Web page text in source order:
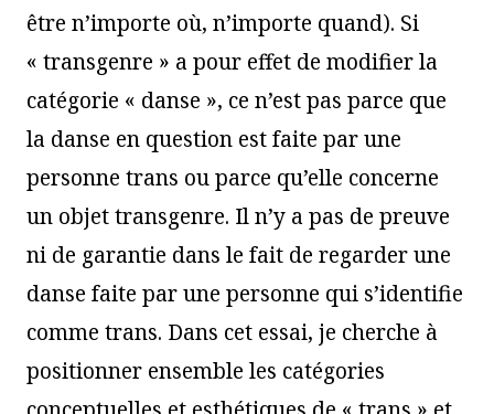
être n’importe où, n’importe quand). Si
« transgenre » a pour effet de modifier la
catégorie « danse », ce n’est pas parce que
la danse en question est faite par une
personne trans ou parce qu’elle concerne
un objet transgenre. Il n’y a pas de preuve
ni de garantie dans le fait de regarder une
danse faite par une personne qui s’identifie
comme trans. Dans cet essai, je cherche à
positionner ensemble les catégories